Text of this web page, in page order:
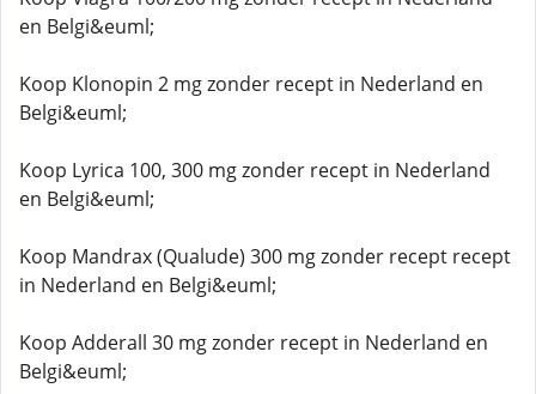
en Belgi&euml;
Koop Klonopin 2 mg zonder recept in Nederland en
Belgi&euml;
Koop Lyrica 100, 300 mg zonder recept in Nederland
en Belgi&euml;
Koop Mandrax (Qualude) 300 mg zonder recept recept
in Nederland en Belgi&euml;
Koop Adderall 30 mg zonder recept in Nederland en
Belgi&euml;